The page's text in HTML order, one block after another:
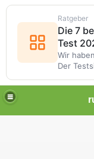
Ratgeber
Die 7
Test
Wir
Der